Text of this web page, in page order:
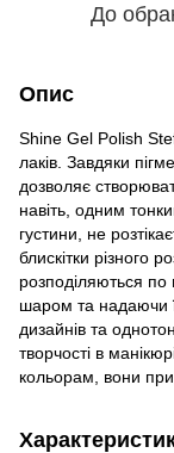
До
Опис
Shine Gel Polish
лаків. Завдяки
дозволяє
навіть, одним
густини, не
блискітки різного
розподіляються по
шаром та надаючи
дизайнів та
творчості в
кольорам, вони